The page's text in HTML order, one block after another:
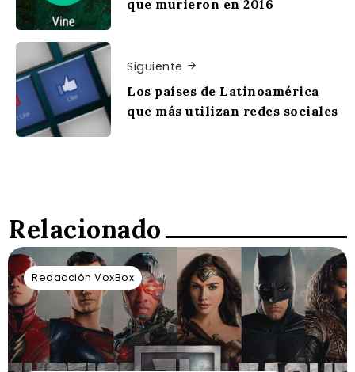
que murieron en 2016
Siguiente
Los países de Latinoamérica
que más utilizan redes sociales
Relacionado
Redacción VoxBox